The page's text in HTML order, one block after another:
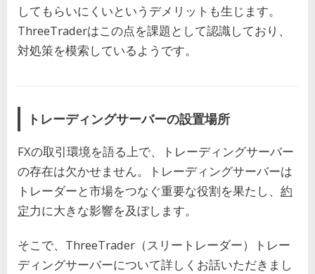
してもらいにくいというデメリットも生じます。
ThreeTraderはこの点を課題として認識しており、
対処策を模索しているようです。
トレーディングサーバーの設置場所
FXの取引環境を語る上で、トレーディングサーバー
の存在は欠かせません。トレーディングサーバーは
トレーダーと市場をつなぐ重要な役割を果たし、 約
定力に大きな影響を及ぼします。
そこで、ThreeTrader（スリートレーダー）トレー
ディングサーバーについて詳しくお話いただきまし